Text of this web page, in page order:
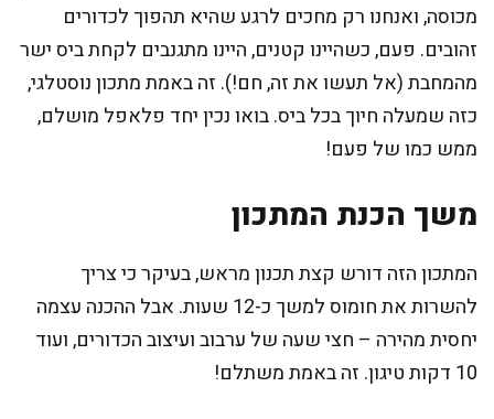
מכוסה, ואנחנו רק מחכים לרגע שהיא תהפוך לכדורים
זהובים. פעם, כשהיינו קטנים, היינו מתגנבים לקחת ביס ישר
מהמחבת (אל תעשו את זה, חם!). זה באמת מתכון נוסטלגי,
כזה שמעלה חיוך בכל ביס. בואו נכין יחד פלאפל מושלם,
ממש כמו של פעם!
משך הכנת המתכון
המתכון הזה דורש קצת תכנון מראש, בעיקר כי צריך
להשרות את חומוס למשך כ-12 שעות. אבל ההכנה עצמה
יחסית מהירה – חצי שעה של ערבוב ועיצוב הכדורים, ועוד
10 דקות טיגון. זה באמת משתלם!